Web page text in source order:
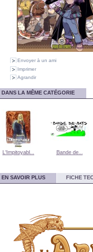
Envoyer à un ami
Imprimer
Agrandir
DANS LA MÊME CATÉGORIE
L'Impitoyabl... Bande de...
EN SAVOIR PLUS FICHE